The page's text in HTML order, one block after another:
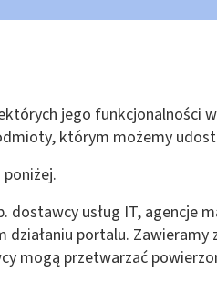
jego funkcjonalności
którym możemy
dostawcy usług IT, agencje
działaniu portalu.
mogą przetwarzać